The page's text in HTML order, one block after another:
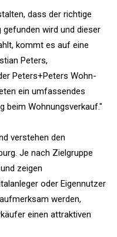
dass der richtige
wird und dieser
kommt es auf eine
Peters,
Peters+Peters Wohn-
ein umfassendes
beim Wohnungsverkauf."
verstehen den
Je nach Zielgruppe
zeigen
oder Eigennutzer
werden,
einen attraktiven